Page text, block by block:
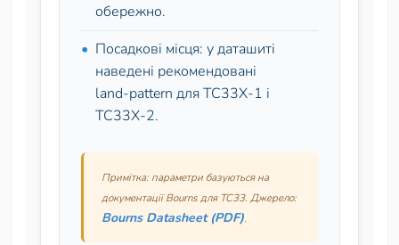
обережно.
Посадкові місця: у даташиті
наведені рекомендовані
land‑pattern для TC33X‑1 і
TC33X‑2.
Примітка: параметри базуються на
документації Bourns для TC33. Джерело:
Bourns Datasheet (PDF).